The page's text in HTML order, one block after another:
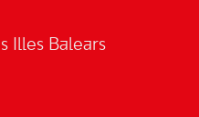
Illes Balears